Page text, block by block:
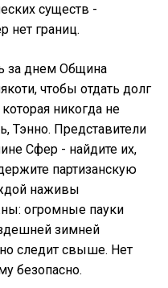
существ -
нет границ.
за днем Община
чтобы отдать долг
никогда не
Тэнно. Представители
Сфер - найдите их,
партизанскую
наживы
огромные пауки
зимней
следит свыше. Нет
безопасно.